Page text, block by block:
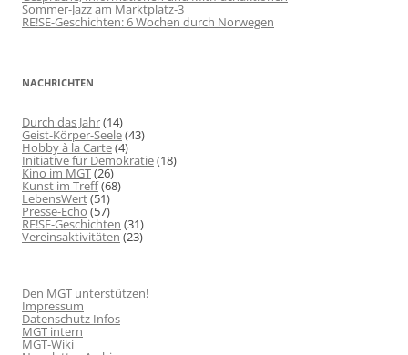
Sommer-Jazz am Marktplatz-3
RE!SE-Geschichten: 6 Wochen durch Norwegen
NACHRICHTEN
Durch das Jahr(14)
Geist-Körper-Seele(43)
Hobby à la Carte(4)
Initiative für Demokratie(18)
Kino im MGT(26)
Kunst im Treff(68)
LebensWert(51)
Presse-Echo (57)
RE!SE-Geschichten (31)
Vereinsaktivitäten (23)
Den MGT unterstützen!
Impressum
Datenschutz Infos
MGT intern
MGT-Wiki